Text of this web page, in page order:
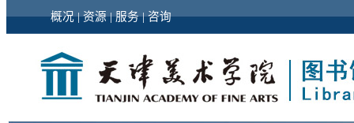
概况|资源|服务|咨询